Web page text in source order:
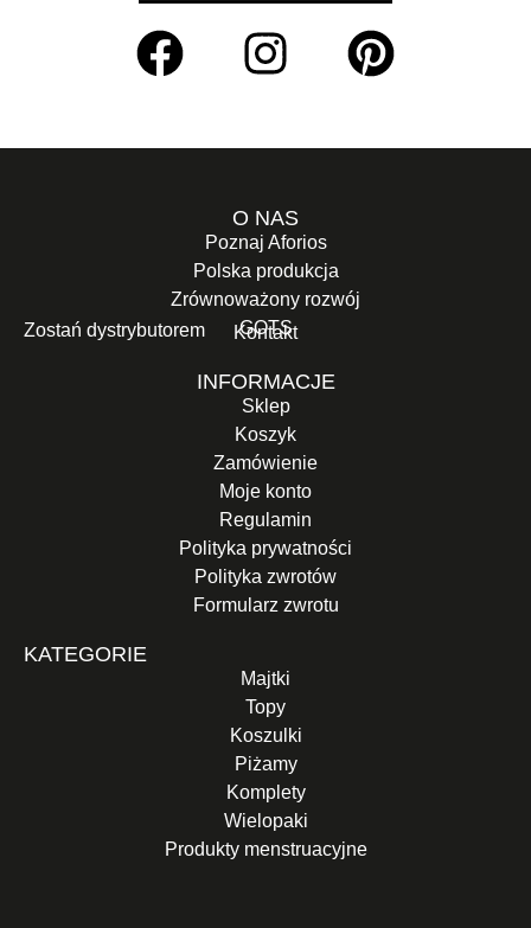
O NAS
Poznaj Aforios
Polska produkcja
Zrównoważony rozwój
GOTS
Zostań dystrybutorem Kontakt
INFORMACJE
Sklep
Koszyk
Zamówienie
Moje konto
Regulamin
Polityka prywatności
Polityka zwrotów
Formularz zwrotu
KATEGORIE
Majtki
Topy
Koszulki
Piżamy
Komplety
Wielopaki
Produkty menstruacyjne